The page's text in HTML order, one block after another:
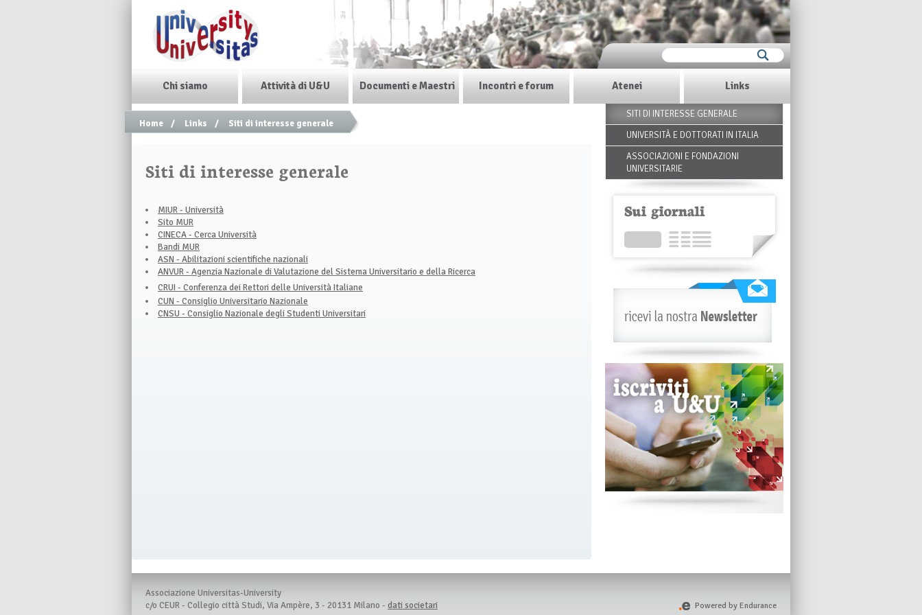
Chi siamo Attività di U&U Documenti e Maestri Incontri e forum Atenei Links
Home / Links / Siti di interesse generale
Siti di interesse generale
MIUR - Università
Sito MUR
CINECA - Cerca Università
Bandi MUR
ASN - Abilitazioni scientifiche nazionali
ANVUR - Agenzia Nazionale di Valutazione del Sistema Universitario e della Ricerca
CRUI - Conferenza dei Rettori delle Università Italiane
CUN - Consiglio Universitario Nazionale
CNSU - Consiglio Nazionale degli Studenti Universitari
SITI DI INTERESSE GENERALE
UNIVERSITÀ E DOTTORATI IN ITALIA
ASSOCIAZIONI E FONDAZIONI
UNIVERSITARIE
Associazione Universitas-University
c/o CEUR - Collegio città Studi, Via Ampère, 3 - 20131 Milano - dati societari Powered by Endurance